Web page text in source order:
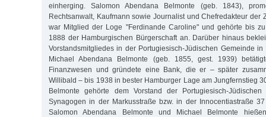
einherging. Salomon Abendana Belmonte (geb. 1843),
Rechtsanwalt, Kaufmann sowie Journalist und Chefredakteur der
war Mitglied der Loge "Ferdinande Caroline" und gehörte bis
1888 der Hamburgischen Bürgerschaft an. Darüber hinaus
Vorstandsmitgliedes in der Portugiesisch-Jüdischen Gemeinde
Michael Abendana Belmonte (geb. 1855, gest. 1939)
Finanzwesen und gründete eine Bank, die er – später
Willibald – bis 1938 in bester Hamburger Lage am Jungfernstieg
Belmonte gehörte dem Vorstand der Portugiesisch-
Synagogen in der Markusstraße bzw. in der Innocentiastraße
Salomon Abendana Belmonte und Michael Belmonte